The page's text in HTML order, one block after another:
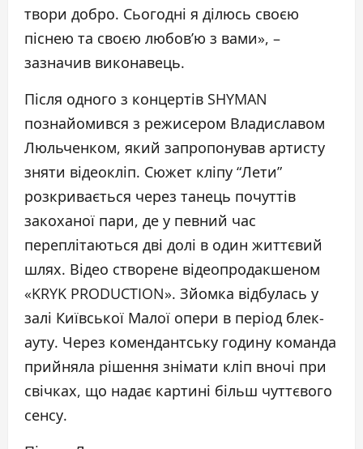
твори добро. Сьогодні я ділюсь своєю
піснею та своєю любов’ю з вами», –
зазначив виконавець.
Після одного з концертів SHYMAN
познайомився з режисером Владиславом
Люльченком, який запропонував артисту
зняти відеокліп. Сюжет кліпу “Лети”
розкривається через танець почуттів
закоханої пари, де у певний час
переплітаються дві долі в один життєвий
шлях. Відео створене відеопродакшеном
«KRYK PRODUCTION». Зйомка відбулась у
залі Київської Малої опери в період блек-
ауту. Через комендантську годину команда
прийняла рішення знімати кліп вночі при
свічках, що надає картині більш чуттєвого
сенсу.